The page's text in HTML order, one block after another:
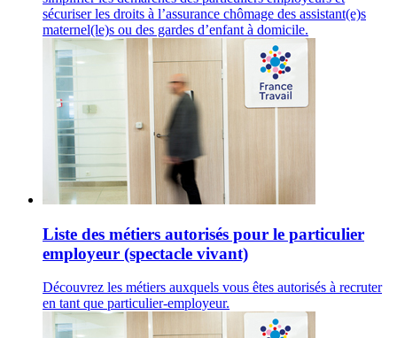
sécuriser les droits à l’assurance chômage des assistant(e)s
maternel(le)s ou des gardes d’enfant à domicile.
Liste des métiers autorisés pour le particulier
employeur (spectacle vivant)
Découvrez les métiers auxquels vous êtes autorisés à recruter
en tant que particulier-employeur.